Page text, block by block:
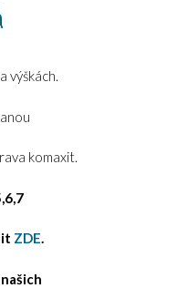
výškách.
komaxit.
ZDE.